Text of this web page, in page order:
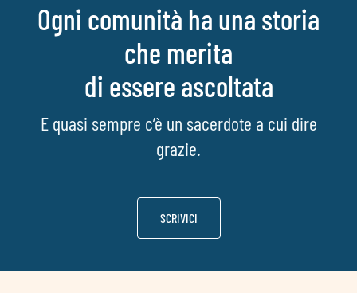
Ogni comunità ha una storia
che merita
di essere ascoltata
E quasi sempre c’è un sacerdote a cui dire
grazie.
SCRIVICI